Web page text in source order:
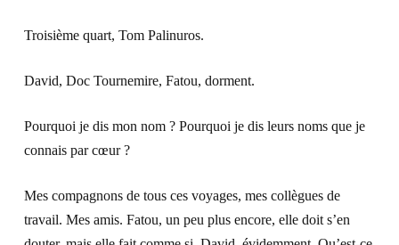
Troisième quart, Tom Palinuros.
David, Doc Tournemire, Fatou, dorment.
Pourquoi je dis mon nom ? Pourquoi je dis leurs noms que je
connais par cœur ?
Mes compagnons de tous ces voyages, mes collègues de
travail. Mes amis. Fatou, un peu plus encore, elle doit s’en